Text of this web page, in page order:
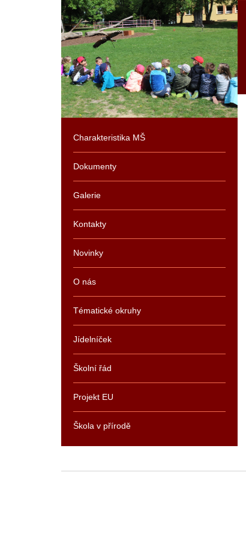
Charakteristika MŠ
Dokumenty
Galerie
Kontakty
Novinky
O nás
Tématické okruhy
Jídelníček
Školní řád
Projekt EU
Škola v přírodě